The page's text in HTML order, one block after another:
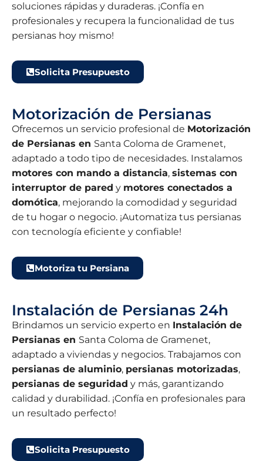
soluciones rápidas y duraderas. ¡Confía en
profesionales y recupera la funcionalidad de tus
persianas hoy mismo!
Solicita Presupuesto
Motorización de Persianas
Ofrecemos un servicio profesional de Motorización
de Persianas en Santa Coloma de Gramenet,
adaptado a todo tipo de necesidades. Instalamos
motores con mando a distancia, sistemas con
interruptor de pared y motores conectados a
domótica, mejorando la comodidad y seguridad
de tu hogar o negocio. ¡Automatiza tus persianas
con tecnología eficiente y confiable!
Motoriza tu Persiana
Instalación de Persianas 24h
Brindamos un servicio experto en Instalación de
Persianas en Santa Coloma de Gramenet,
adaptado a viviendas y negocios. Trabajamos con
persianas de aluminio, persianas motorizadas,
persianas de seguridad y más, garantizando
calidad y durabilidad. ¡Confía en profesionales para
un resultado perfecto!
Solicita Presupuesto